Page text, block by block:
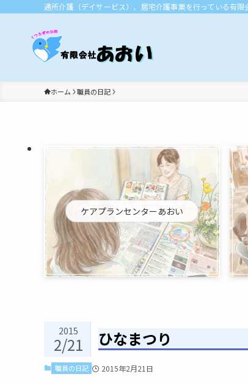
通所介護（デイサービス）、居宅介護事業を行っている有
ホーム 職員の日記
ケアプランセンターあおい
ひなまつり
2015
2/21
職員の日記 2015年2月21日